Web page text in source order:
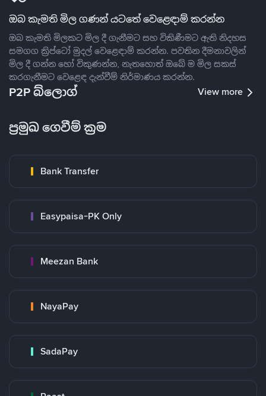
ඔබ කැමති මිල ගණන් යටතේ වෙළෙඳාම් කරන්න
ඔබ කැමති මිලකට මිල දී ගැනීමට සහ විකිණීමට ඇති නිදහස
සමගග ක්‍රිප්ටෝ මුදල් වෙළෙඳාම් කරන්න. පවතින දීමනාවලින්
මිල දී ගන්න හෝ විකුණන්න, නැතහොත් ඔබේ ම මිල සකස්
කරගැනීමට වෙළෙඳ දැන්වීම් නිර්මාණය කරන්න.
P2P බ්ලොග් View more
ප්‍රමුඛ ගෙවීම් ක්‍රම
Bank Transfer
Easypaisa-PK Only
Meezan Bank
NayaPay
SadaPay